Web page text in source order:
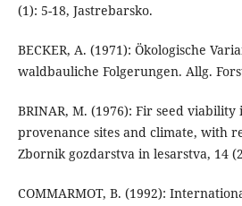
(1): 5-18, Jastrebarsko.
BECKER, A. (1971): Ökologische
waldbauliche Folgerungen. Allg.
BRINAR, M. (1976): Fir seed
provenance sites and climate, with
Zbornik gozdarstva in lesarstva, 14
COMMARMOT, B. (1992):